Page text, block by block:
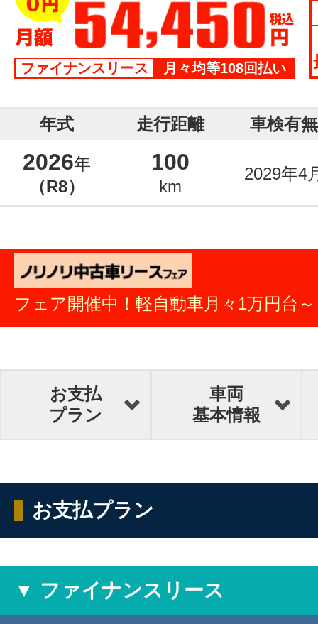
ファイナンスリース 月々均等108回払い
年式 走行距離 車検有無
2026年
（R8）
100
km
2029年4
フェア開催中！軽自動車月々1万円台～
お支払
プラン
車両
基本情報
お支払プラン
▼ ファイナンスリース